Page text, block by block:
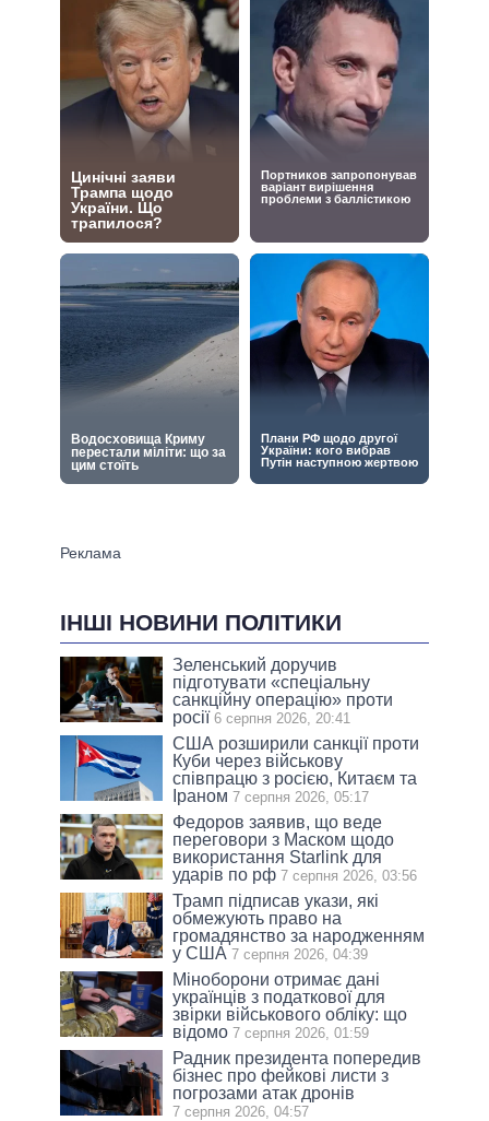
ІНШІ НОВИНИ ПОЛІТИКИ
Зеленський доручив
підготувати «спеціальну
санкційну операцію» проти
росії 6 серпня 2026, 20:41
США розширили санкції проти
Куби через військову
співпрацю з росією, Китаєм та
Іраном 7 серпня 2026, 05:17
Федоров заявив, що веде
переговори з Маском щодо
використання Starlink для
ударів по рф 7 серпня 2026, 03:56
Трамп підписав укази, які
обмежують право на
громадянство за народженням
у США 7 серпня 2026, 04:39
Міноборони отримає дані
українців з податкової для
звірки військового обліку: що
відомо 7 серпня 2026, 01:59
Радник президента попередив
бізнес про фейкові листи з
погрозами атак дронів
7 серпня 2026, 04:57